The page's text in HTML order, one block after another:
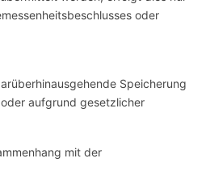
oder
Speicherung
aufgrund gesetzlicher
mit der